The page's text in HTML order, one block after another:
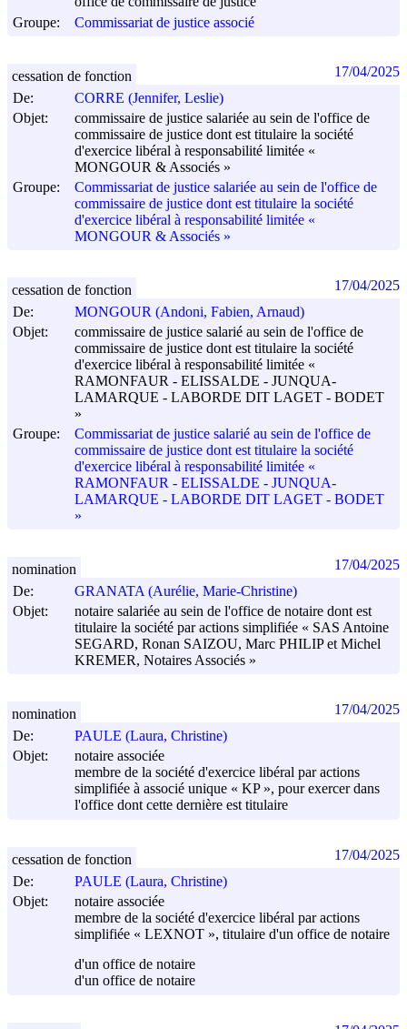
Groupe:
Commissariat de justice associé
De:
CORRE (Jennifer, Leslie)
Objet:
commissaire de justice salariée au sein de l'office de
commissaire de justice dont est titulaire la société
d'exercice libéral à responsabilité limitée «
MONGOUR & Associés »
Groupe:
Commissariat de justice salariée au sein de l'office de
commissaire de justice dont est titulaire la société
d'exercice libéral à responsabilité limitée «
MONGOUR & Associés »
cessation de fonction 17/04/2025
De:
MONGOUR (Andoni, Fabien, Arnaud)
Objet:
commissaire de justice salarié au sein de l'office de
commissaire de justice dont est titulaire la société
d'exercice libéral à responsabilité limitée «
RAMONFAUR - ELISSALDE - JUNQUA-
LAMARQUE - LABORDE DIT LAGET - BODET
»
Groupe:
Commissariat de justice salarié au sein de l'office de
commissaire de justice dont est titulaire la société
d'exercice libéral à responsabilité limitée «
RAMONFAUR - ELISSALDE - JUNQUA-
LAMARQUE - LABORDE DIT LAGET - BODET
»
cessation de fonction 17/04/2025
De:
GRANATA (Aurélie, Marie-Christine)
Objet:
notaire salariée au sein de l'office de notaire dont est
titulaire la société par actions simplifiée « SAS Antoine
SEGARD, Ronan SAIZOU, Marc PHILIP et Michel
KREMER, Notaires Associés »
nomination 17/04/2025
De:
PAULE (Laura, Christine)
Objet:
notaire associée
membre de la société d'exercice libéral par actions
simplifiée à associé unique « KP », pour exercer dans
l'office dont cette dernière est titulaire
nomination 17/04/2025
De:
PAULE (Laura, Christine)
Objet:
notaire associée
membre de la société d'exercice libéral par actions
simplifiée « LEXNOT », titulaire d'un office de notaire
d'un office de notaire
d'un office de notaire
cessation de fonction 17/04/2025